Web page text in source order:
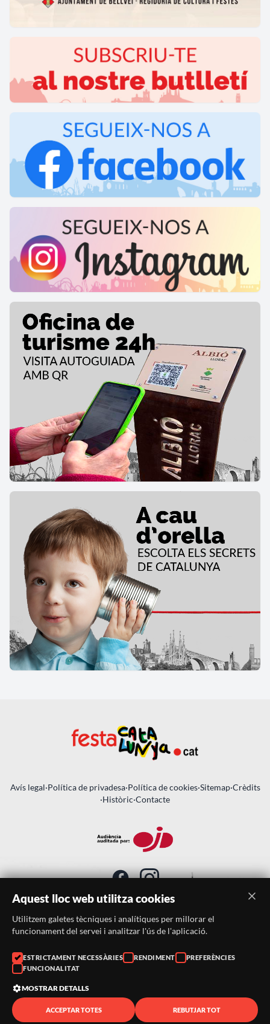
Avís legal·Política de privadesa·Política de cookies·Sitemap·Crèdits
·Històric·Contacte
SUBSCRIU-TE AL BUTLLETÍ
Telèfon:
938046359
Correu:
© 2026 ·FestaCatalunya
— Tots els drets reservats · Web
Aquest lloc web utilitza cookies
Utilitzem galetes tècniques i analítiques per millorar el
funcionament del servei i analitzar l'ús de l'aplicació.
ESTRICTAMENT NECESSÀRIES RENDIMENT
PREFERÈNCIES
FUNCIONALITAT
MOSTRAR DETALLS
ACCEPTAR TOTES REBUTJAR TOT